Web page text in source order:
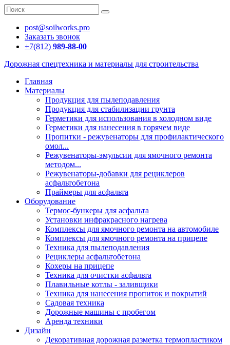
post@soilworks.pro
Заказать звонок
+7(812) 989-88-00
Дорожная спецтехника и материалы для строительства
Главная
Материалы
Продукция для пылеподавления
Продукция для стабилизации грунта
Герметики для использования в холодном виде
Герметики для нанесения в горячем виде
Пропитки - режувенаторы для профилактического
омол...
Режувенаторы-эмульсии для ямочного ремонта
методом...
Режувенаторы-добавки для рециклеров
асфальтобетона
Праймеры для асфальта
Оборудование
Термос-бункеры для асфальта
Установки инфракрасного нагрева
Комплексы для ямочного ремонта на автомобиле
Комплексы для ямочного ремонта на прицепе
Техника для пылеподавления
Рециклеры асфальтобетона
Кохеры на прицепе
Техника для очистки асфальта
Плавильные котлы - заливщики
Техника для нанесения пропиток и покрытий
Садовая техника
Дорожные машины с пробегом
Аренда техники
Дизайн
Декоративная дорожная разметка термопластиком